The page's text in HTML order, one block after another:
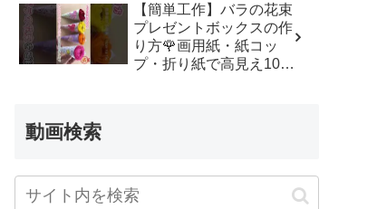
子 クリスマス 箱 は
こ – Origami hana’s
channel
【簡単工作】バラの花束
プレゼントボックスの作
り方🌹画用紙・紙コッ
プ・折り紙で高見え100
動画検索